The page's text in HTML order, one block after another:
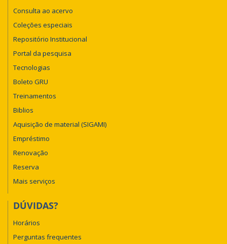
Consulta ao acervo
Coleções especiais
Repositório Institucional
Portal da pesquisa
Tecnologias
Boleto GRU
Treinamentos
Biblios
Aquisição de material (SIGAMI)
Empréstimo
Renovação
Reserva
Mais serviços
DÚVIDAS?
Horários
Perguntas frequentes